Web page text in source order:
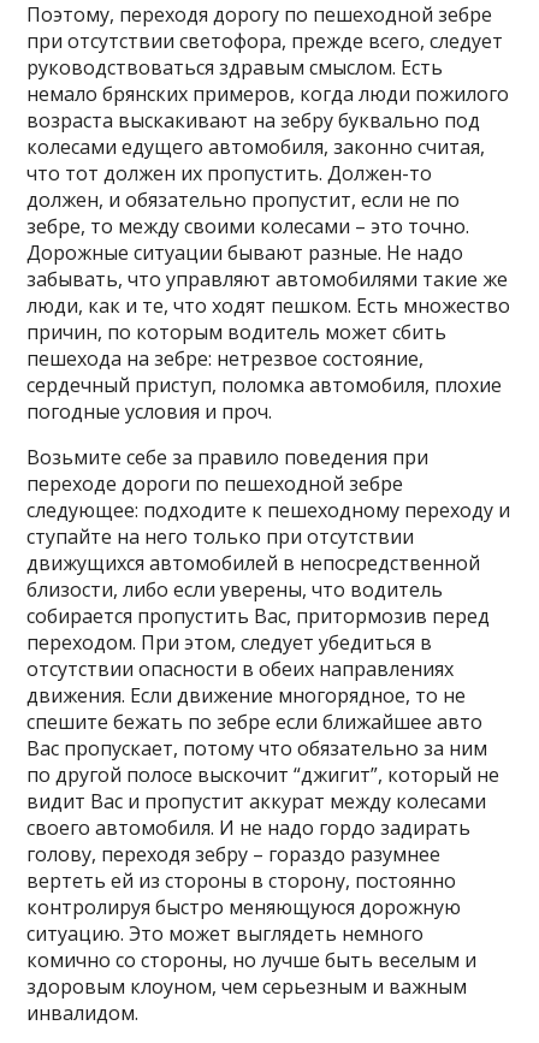
Поэтому, переходя дорогу по пешеходной зебре
при отсутствии светофора, прежде всего, следует
руководствоваться здравым смыслом. Есть
немало брянских примеров, когда люди пожилого
возраста выскакивают на зебру буквально под
колесами едущего автомобиля, законно считая,
что тот должен их пропустить. Должен-то
должен, и обязательно пропустит, если не по
зебре, то между своими колесами – это точно.
Дорожные ситуации бывают разные. Не надо
забывать, что управляют автомобилями такие же
люди, как и те, что ходят пешком. Есть множество
причин, по которым водитель может сбить
пешехода на зебре: нетрезвое состояние,
сердечный приступ, поломка автомобиля, плохие
погодные условия и проч.
Возьмите себе за правило поведения при
переходе дороги по пешеходной зебре
следующее: подходите к пешеходному переходу и
ступайте на него только при отсутствии
движущихся автомобилей в непосредственной
близости, либо если уверены, что водитель
собирается пропустить Вас, притормозив перед
переходом. При этом, следует убедиться в
отсутствии опасности в обеих направлениях
движения. Если движение многорядное, то не
спешите бежать по зебре если ближайшее авто
Вас пропускает, потому что обязательно за ним
по другой полосе выскочит “джигит”, который не
видит Вас и пропустит аккурат между колесами
своего автомобиля. И не надо гордо задирать
голову, переходя зебру – гораздо разумнее
вертеть ей из стороны в сторону, постоянно
контролируя быстро меняющуюся дорожную
ситуацию. Это может выглядеть немного
комично со стороны, но лучше быть веселым и
здоровым клоуном, чем серьезным и важным
инвалидом.